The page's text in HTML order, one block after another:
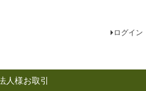
ログイン
人様お取引
検索